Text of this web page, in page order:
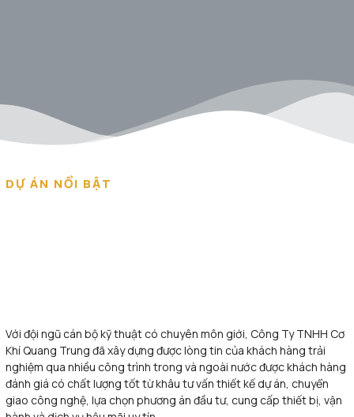
DỰ ÁN NỔI BẬT
Với đội ngũ cán bộ kỹ thuật có chuyên môn giới, Công Ty TNHH Cơ
Khí Quang Trung đã xây dựng được lòng tin của khách hàng trải
nghiệm qua nhiều công trình trong và ngoài nước được khách hàng
đánh giá có chất lượng tốt từ khâu tư vấn thiết kế dự án, chuyển
giao công nghệ, lựa chọn phương án đầu tư, cung cấp thiết bị, vận